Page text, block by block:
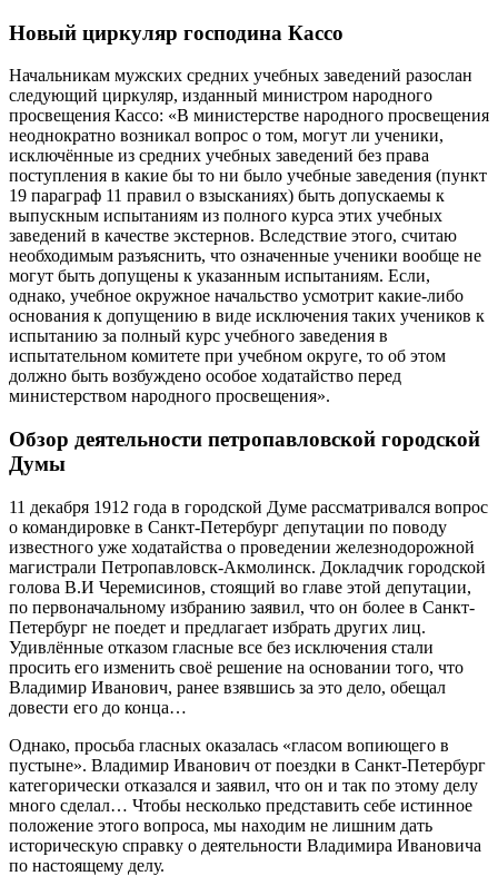
Новый циркуляр господина Кассо
Начальникам мужских средних учебных заведений разослан
следующий циркуляр, изданный министром народного
просвещения Кассо: «В министерстве народного просвещения
неоднократно возникал вопрос о том, могут ли ученики,
исключённые из средних учебных заведений без права
поступления в какие бы то ни было учебные заведения (пункт
19 параграф 11 правил о взысканиях) быть допускаемы к
выпускным испытаниям из полного курса этих учебных
заведений в качестве экстернов. Вследствие этого, считаю
необходимым разъяснить, что означенные ученики вообще не
могут быть допущены к указанным испытаниям. Если,
однако, учебное окружное начальство усмотрит какие-либо
основания к допущению в виде исключения таких учеников к
испытанию за полный курс учебного заведения в
испытательном комитете при учебном округе, то об этом
должно быть возбуждено особое ходатайство перед
министерством народного просвещения».
Обзор деятельности петропавловской городской
Думы
11 декабря 1912 года в городской Думе рассматривался вопрос
о командировке в Санкт-Петербург депутации по поводу
известного уже ходатайства о проведении железнодорожной
магистрали Петропавловск-Акмолинск. Докладчик городской
голова В.И Черемисинов, стоящий во главе этой депутации,
по первоначальному избранию заявил, что он более в Санкт-
Петербург не поедет и предлагает избрать других лиц.
Удивлённые отказом гласные все без исключения стали
просить его изменить своё решение на основании того, что
Владимир Иванович, ранее взявшись за это дело, обещал
довести его до конца…
Однако, просьба гласных оказалась «гласом вопиющего в
пустыне». Владимир Иванович от поездки в Санкт-Петербург
категорически отказался и заявил, что он и так по этому делу
много сделал… Чтобы несколько представить себе истинное
положение этого вопроса, мы находим не лишним дать
историческую справку о деятельности Владимира Ивановича
по настоящему делу.